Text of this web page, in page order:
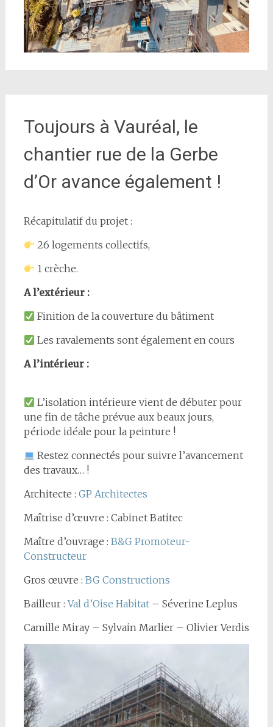
Toujours à Vauréal, le
chantier rue de la Gerbe
d’Or avance également !
Récapitulatif du projet :
26 logements collectifs,
1 crèche.
A l’extérieur :
Finition de la couverture du bâtiment
Les ravalements sont également en cours
A l’intérieur :
L’isolation intérieure vient de débuter pour
une fin de tâche prévue aux beaux jours,
période idéale pour la peinture !
Restez connectés pour suivre l’avancement
des travaux… !
Architecte : GP Architectes
Maîtrise d’œuvre : Cabinet Batitec
Maître d’ouvrage : B&G Promoteur-
Constructeur
Gros œuvre : BG Constructions
Bailleur :Val d’Oise Habitat– Séverine Leplus
Camille Miray – Sylvain Marlier – Olivier Verdis